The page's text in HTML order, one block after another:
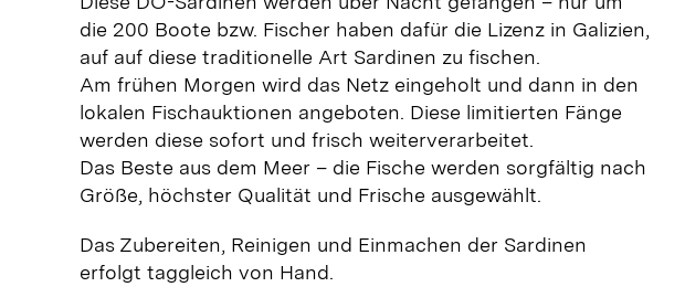
die 200 Boote bzw. Fischer haben dafür die Lizenz in Galizien,
auf auf diese traditionelle Art Sardinen zu fischen.
Am frühen Morgen wird das Netz eingeholt und dann in den
lokalen Fischauktionen angeboten. Diese limitierten Fänge
werden diese sofort und frisch weiterverarbeitet.
Das Beste aus dem Meer – die Fische werden sorgfältig nach
Größe, höchster Qualität und Frische ausgewählt.
Das Zubereiten, Reinigen und Einmachen der Sardinen
erfolgt taggleich von Hand.